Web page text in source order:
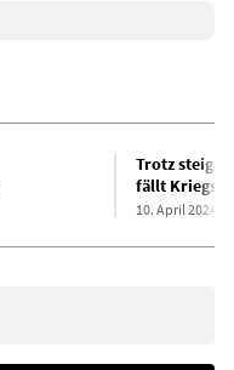
Trotz
fällt
10. April 2024